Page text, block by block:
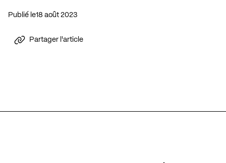
Publié le 18 août 2023
Partager l'article